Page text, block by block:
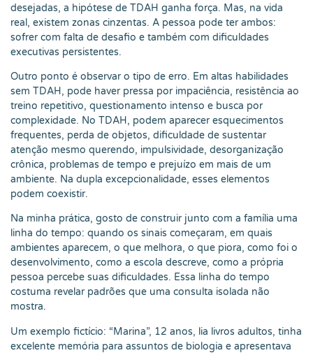
desejadas, a hipótese de TDAH ganha força. Mas, na vida
real, existem zonas cinzentas. A pessoa pode ter ambos:
sofrer com falta de desafio e também com dificuldades
executivas persistentes.
Outro ponto é observar o tipo de erro. Em altas habilidades
sem TDAH, pode haver pressa por impaciência, resistência ao
treino repetitivo, questionamento intenso e busca por
complexidade. No TDAH, podem aparecer esquecimentos
frequentes, perda de objetos, dificuldade de sustentar
atenção mesmo querendo, impulsividade, desorganização
crônica, problemas de tempo e prejuízo em mais de um
ambiente. Na dupla excepcionalidade, esses elementos
podem coexistir.
Na minha prática, gosto de construir junto com a família uma
linha do tempo: quando os sinais começaram, em quais
ambientes aparecem, o que melhora, o que piora, como foi o
desenvolvimento, como a escola descreve, como a própria
pessoa percebe suas dificuldades. Essa linha do tempo
costuma revelar padrões que uma consulta isolada não
mostra.
Um exemplo fictício: “Marina”, 12 anos, lia livros adultos, tinha
excelente memória para assuntos de biologia e apresentava